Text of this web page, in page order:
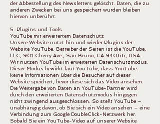
der Abbestellung des Newsletters gelöscht. Daten, die zu
anderen Zwecken bei uns gespeichert wurden bleiben
hiervon unberührt.
5. Plugins und Tools
YouTube mit erweitertem Datenschutz
Unsere Website nutzt hin und wieder Plugins der
Website YouTube. Betreiber der Seiten ist die YouTube,
LLC, 901 Cherry Ave., San Bruno, CA 94066, USA.
Wir nutzen YouTube im erweiterten Datenschutzmodus.
Dieser Modus bewirkt laut YouTube, dass YouTube
keine Informationen über die Besucher auf dieser
Website speichert, bevor diese sich das Video ansehen.
Die Weitergabe von Daten an YouTube-Partner wird
durch den erweiterten Datenschutzmodus hingegen
nicht zwingend ausgeschlossen. So stellt YouTube –
unabhängig davon, ob Sie sich ein Video ansehen – eine
Verbindung zum Google DoubleClick-Netzwerk her.
Sobald Sie ein YouTube-Video auf unserer Website